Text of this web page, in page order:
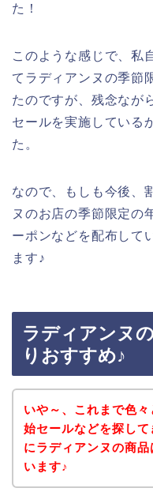
た！
このような感じで、私
てラディアンヌの季節
たのですが、残念なが
セールを実施している
た。
なので、もしも今後、
ヌのお店の季節限定の
ーポンなどを配布して
ます♪
ラディアンヌ
りおすすめ♪
いや～、これまで色
始セールなどを探し
にラディアンヌの商
います♪